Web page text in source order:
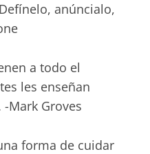
anúncialo,
a todo el
les enseñan
Mark Groves
forma de cuidar